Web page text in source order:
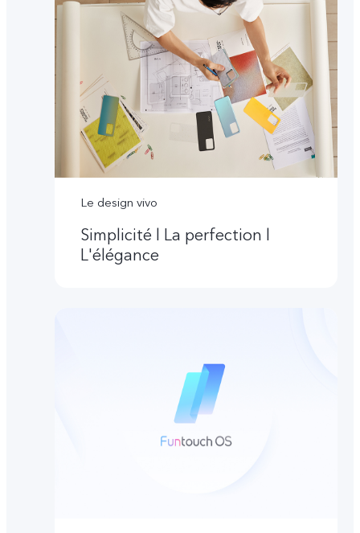
Le design vivo
Simplicité l La perfection l
L'élégance